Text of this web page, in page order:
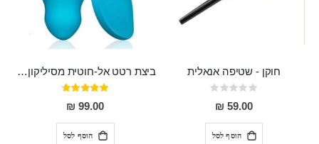
חוקן - שטיפה אנאלית
Rating:
0%
59.00 ₪
הוסף לסל
ביצת רטט אל-חוטית מסיליקון רפואי בגודל של 8 ס"מ ורוחב 3 ס"מ בעלת 20 מהירויות שונות "ENKI"
דירוג:
93%
99.00 ₪
הוסף לסל